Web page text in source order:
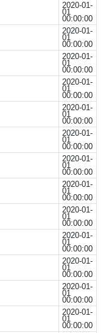
2020-01-
01
00:00:00
2020-01-
01
00:00:00
2020-01-
01
00:00:00
2020-01-
01
00:00:00
2020-01-
01
00:00:00
2020-01-
01
00:00:00
2020-01-
01
00:00:00
2020-01-
01
00:00:00
2020-01-
01
00:00:00
2020-01-
01
00:00:00
2020-01-
01
00:00:00
2020-01-
01
00:00:00
2020-01-
01
00:00:00